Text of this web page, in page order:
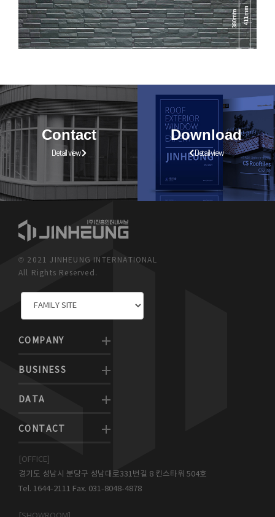
Contact
Detail view
Download
Detail view
© 2021 JINHEUNG INTERNATIONAL
All Rights Reserved.
COMPANY
BUSINESS
DATA
CONTACT
[OFFICE]
경기도 성남시 분당구 성남대로331번길 8 킨스타워 504호
Tel. 1644-2111 Fax. 031-8048-4878